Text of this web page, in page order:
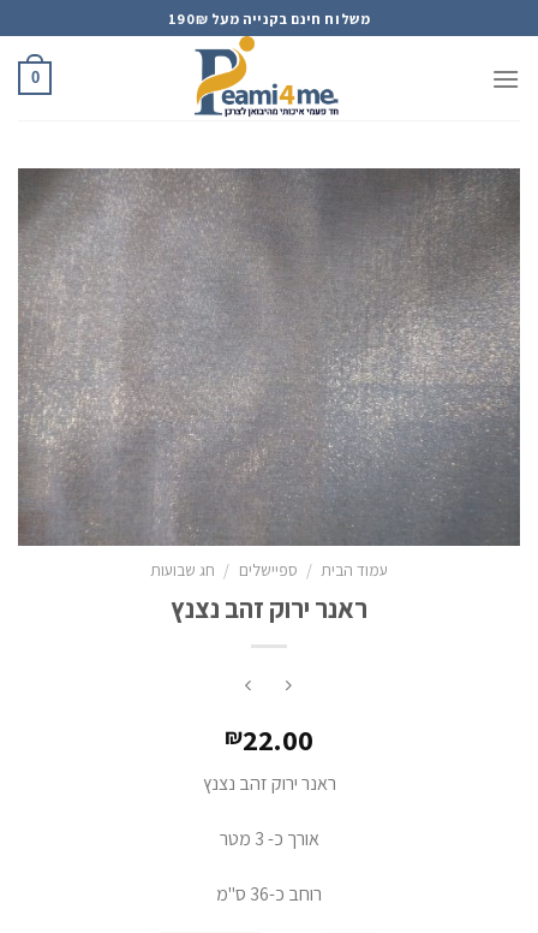
to
content
משלוח חינם בקנייה מעל 190₪
0
עמוד הבית / ספיישלים / חג שבועות
ראנר ירוק זהב נצנץ
₪22.00
ראנר ירוק זהב נצנץ
אורך כ- 3 מטר
רוחב כ-36 ס"מ